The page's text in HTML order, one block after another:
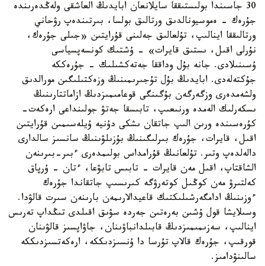
30 جاسىندا بولىستىققا سايلانعان ابايدىڭ العاشقى ولەڭدەرىندە
جۇرەك - ەموسيونالدىق ورتالىق بولسا، بىرتىندەپ رۋحاني
ورتالىققا اينالىپ، تۇلعالىق جەلىنى قۇرايتىن «جىلى جۇرەك،
نۇرلى اقىل، ىستىق قايرات» - ۇشتىك كونسەپسياسى
ۇسىنىلادى. جانە بۇل وداققا جەتەكشىلىك - جۇرەككە
جۇكتەلەدى. ابايدىڭ بۇل تۇجىرىمىنىڭ وزەكتىلىگىن مورالدىق
ولشەمدەرى وزگەرگەن بۇگىنگى قوعامىمىزدىڭ ازاماتتارىنىڭ
ىسكەرلىك الەمدە ورنىعىپ، تابىسقا جەتۋ جولىنداعى ارەكەت-
كۇرەسىندە ورىن الىپ جاتقان ىشكى دۇنيە ۇيلەسىمىن قۇرايتىن
اقىل، قايرات، جۇرەك بىرلىگىنىڭ بۇزىلۋىنىڭ سانسىز سالدارى
دالەلدەپ وتىر. تۇلعانىڭ قۇرامداس بولىمدەرى ءبىر-بىرىنەن
الشاقتاپ، اقىل مەن قايرات - تابىس تابۋعا، ءتان - ۇرپاق
كەلتىرۋ مەن كوڭىل كوتەرۋگە كىرىسىپ جاتقاندا جۇرەك
ءوزىنىڭ ادامگەرشىلىكتىك قاعيدالارىمەن بارىنەن سىرت قالۋدا.
وسىلايشا قول ۇشىن بەرەتىن جەردە سۋىق اقىلدى تىڭداپ تەرىس
اينالىپ، سەزىمىمىزدىڭ قابىلدانباۋىنان، جاۋاپسىز قالۋىنان
قورقىپ، جۇرەك قالاپ تۇرسا دا ۇنسىزدىككە، ارەكەتسىزدىككە
سالىنۋدامىز.